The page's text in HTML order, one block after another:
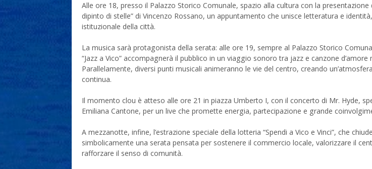
Alle ore 18, presso il Palazzo Storico Comunale, spazio alla cultura con la presentazione
dipinto di stelle” di Vincenzo Rossano, un appuntamento che unisce letteratura e
istituzionale della città.
La musica sarà protagonista della serata: alle ore 19, sempre al Palazzo Storico
“Jazz a Vico” accompagnerà il pubblico in un viaggio sonoro tra jazz e canzone d’amore
Parallelamente, diversi punti musicali animeranno le vie del centro, creando
continua.
Il momento clou è atteso alle ore 21 in piazza Umberto I, con il concerto di Mr. Hyde,
Emiliana Cantone, per un live che promette energia, partecipazione e grande
A mezzanotte, infine, l’estrazione speciale della lotteria “Spendi a Vico e Vinci”, che
simbolicamente una serata pensata per sostenere il commercio locale, valorizzare il
rafforzare il senso di comunità.